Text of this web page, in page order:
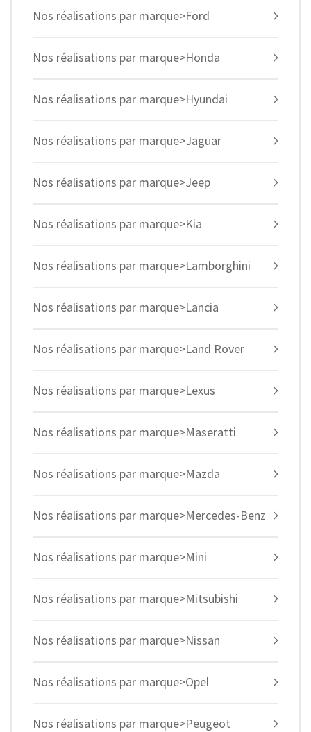
Nos réalisations par marque>Ford
Nos réalisations par marque>Honda
Nos réalisations par marque>Hyundai
Nos réalisations par marque>Jaguar
Nos réalisations par marque>Jeep
Nos réalisations par marque>Kia
Nos réalisations par marque>Lamborghini
Nos réalisations par marque>Lancia
Nos réalisations par marque>Land Rover
Nos réalisations par marque>Lexus
Nos réalisations par marque>Maseratti
Nos réalisations par marque>Mazda
Nos réalisations par marque>Mercedes-Benz
Nos réalisations par marque>Mini
Nos réalisations par marque>Mitsubishi
Nos réalisations par marque>Nissan
Nos réalisations par marque>Opel
Nos réalisations par marque>Peugeot